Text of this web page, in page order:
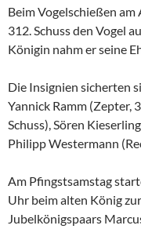
Beim Vogelschießen
312. Schuss den Vogel
Königin nahm er seine
Die Insignien sicherten
Yannick Ramm (Zepter,
Schuss), Sören
Philipp Westermann
Am Pfingstsamstag
Uhr beim alten König
Jubelkönigspaars